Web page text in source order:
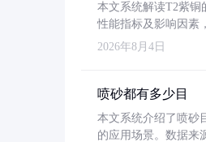
本文系统解读T2紫铜
性能指标及影响因素
2026年8月4日
喷砂都有多少目
本文系统介绍了喷砂
的应用场景。数据来